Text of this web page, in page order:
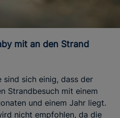
sind sich einig, dass der
Strandbesuch mit einem
und einem Jahr liegt.
nicht empfohlen, da die